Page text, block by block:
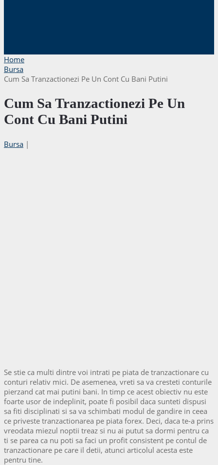
Home
Bursa
Cum Sa Tranzactionezi Pe Un Cont Cu Bani Putini
Cum Sa Tranzactionezi Pe Un
Cont Cu Bani Putini
Bursa |
Se stie ca multi dintre voi intrati pe piata de tranzactionare cu
conturi relativ mici. De asemenea, vreti sa va cresteti conturile
pierzand cat mai putini bani. In timp ce acest obiectiv nu este
foarte usor de indeplinit, poate fi posibil daca sunteti dispusi
sa fiti disciplinati si sa va schimbati modul de gandire in ceea
ce priveste tranzactionarea pe piata forex. Deci, daca te-a prins
vreodata miezul noptii treaz si nu ai putut sa dormi pentru ca
ti se parea ca nu poti sa faci un profit consistent pe contul de
tranzactionare pe care il detii, atunci articolul acesta este
pentru tine.